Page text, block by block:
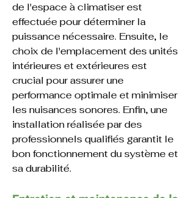
de l'espace à climatiser est
effectuée pour déterminer la
puissance nécessaire. Ensuite, le
choix de l'emplacement des unités
intérieures et extérieures est
crucial pour assurer une
performance optimale et minimiser
les nuisances sonores. Enfin, une
installation réalisée par des
professionnels qualifiés garantit le
bon fonctionnement du système et
sa durabilité.